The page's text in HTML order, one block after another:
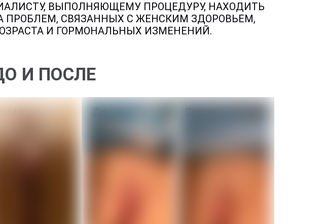
ВЫПОЛНЯЮЩЕМУ ПРОЦЕДУРУ, НАХОДИТЬ
СВЯЗАННЫХ С ЖЕНСКИМ ЗДОРОВЬЕМ,
И ГОРМОНАЛЬНЫХ ИЗМЕНЕНИЙ.
И ПОСЛЕ
До После